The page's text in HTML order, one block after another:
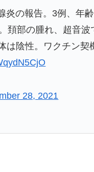
炎の報告。3例、年
頚部の腫れ、超音
は陰性。ワクチン
28, 2021